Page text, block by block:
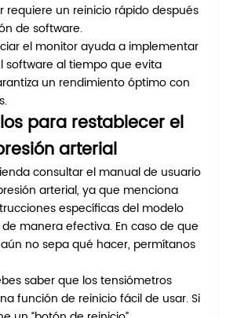
requiere un reinicio rápido después
de software.
el monitor ayuda a implementar
software al tiempo que evita
un rendimiento óptimo con
para restablecer el
arterial
consultar el manual de usuario
arterial, ya que menciona
específicas del modelo
manera efectiva. En caso de que
no sepa qué hacer, permítanos
saber que los tensiómetros
función de reinicio fácil de usar. Si